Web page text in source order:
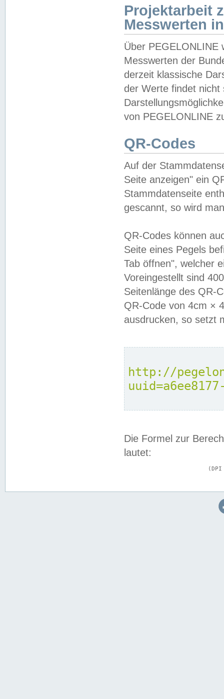
Projektarbeit
Messwerten
Über PEGELONLINE
Messwerten der
derzeit klassische
der Werte findet
von PEGELONLINE
QR-Codes
Auf der
Seite anzeigen" ein
Stammdatenseite
gescannt, so wird
QR-Codes können
Seite eines Pegels
Tab öffnen", welcher
Voreingestellt sind
Seitenlänge des QR-
QR-Code von 4cm ×
ausdrucken, so setzt
http://
Die Formel zur
lautet: